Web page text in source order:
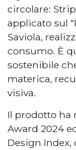
circolare:
applicato sul
Saviola,
consumo. È
sostenibile
materica,
visiva.
Il prodotto ha
Award 2024
Design Index,